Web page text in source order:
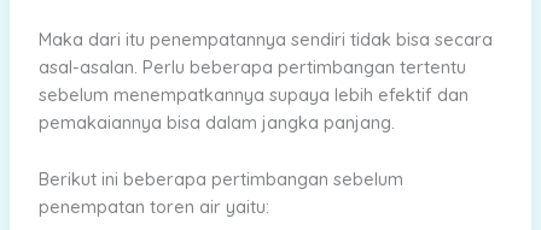
Maka dari itu penempatannya sendiri tidak bisa secara
asal-asalan. Perlu beberapa pertimbangan tertentu
sebelum menempatkannya supaya lebih efektif dan
pemakaiannya bisa dalam jangka panjang.
Berikut ini beberapa pertimbangan sebelum
penempatan toren air yaitu: